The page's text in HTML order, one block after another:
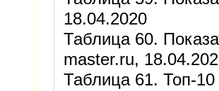
18.04.2020
Таблица 60.
master.ru,
Таблица 61. Топ-